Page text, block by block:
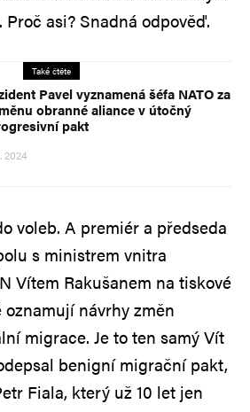
asi? Snadná odpověď.
Také čtěte
Pavel vyznamená šéfa NATO za
obranné aliance v útočný
pakt
2024
voleb. A premiér a předseda
s ministrem vnitra
Vítem Rakušanem na tiskové
návrhy změn
migrace. Je to ten samý Vít
benigní migrační pakt,
Fiala, který už 10 let jen